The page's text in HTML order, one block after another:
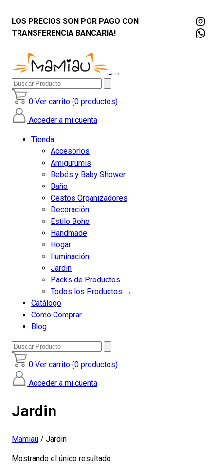
LOS PRECIOS SON POR PAGO CON
TRANSFERENCIA BANCARIA!
Buscar
Producto
0 Ver carrito (0 productos)
Acceder a mi cuenta
Tienda
Accesorios
Amigurumis
Bebés y Baby Shower
Baño
Cestos Organizadores
Decoración
Estilo Boho
Handmade
Hogar
Iluminación
Jardin
Packs de Productos
Todos los Productos →
Catálogo
Como Comprar
Blog
Buscar
Producto
0 Ver carrito (0 productos)
Acceder a mi cuenta
Jardin
Mamiau / Jardin
Mostrando el único resultado